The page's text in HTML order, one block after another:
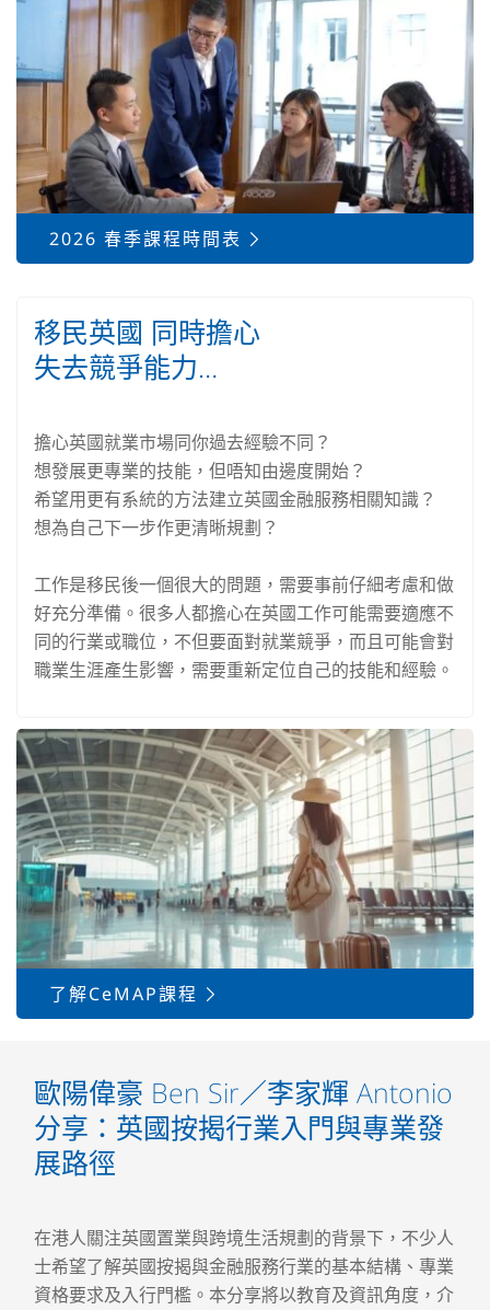
2026 春季課程時間表
移民英國 同時擔心
失去競爭能力…
擔心英國就業市場同你過去經驗不同？
想發展更專業的技能，但唔知由邊度開始？
希望用更有系統的方法建立英國金融服務相關知識？
想為自己下一步作更清晰規劃？
工作是移民後一個很大的問題，需要事前仔細考慮和做
好充分準備。很多人都擔心在英國工作可能需要適應不
同的行業或職位，不但要面對就業競爭，而且可能會對
職業生涯產生影響，需要重新定位自己的技能和經驗。
了解CeMAP課程
歐陽偉豪 Ben Sir／李家輝 Antonio
分享：英國按揭行業入門與專業發
展路徑
在港人關注英國置業與跨境生活規劃的背景下，不少人
士希望了解英國按揭與金融服務行業的基本結構、專業
資格要求及入行門檻。本分享將以教育及資訊角度，介